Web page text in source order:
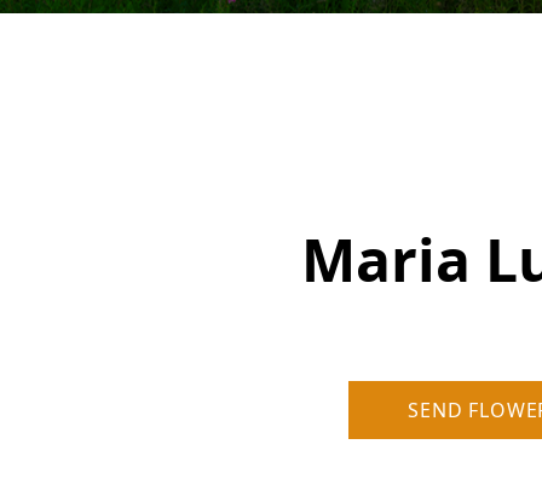
Maria
SEND